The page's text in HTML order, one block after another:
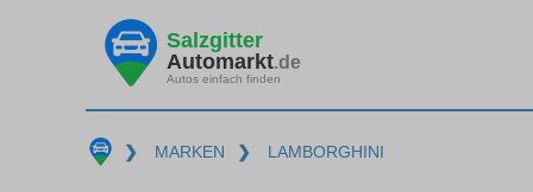
Salzgitter
Automarkt.de
Autos einfach finden
❯ MARKEN ❯ LAMBORGHINI